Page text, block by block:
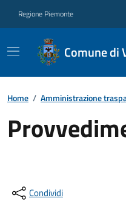
Regione Piemonte
Comune di
Home / Amministrazione
Condividi